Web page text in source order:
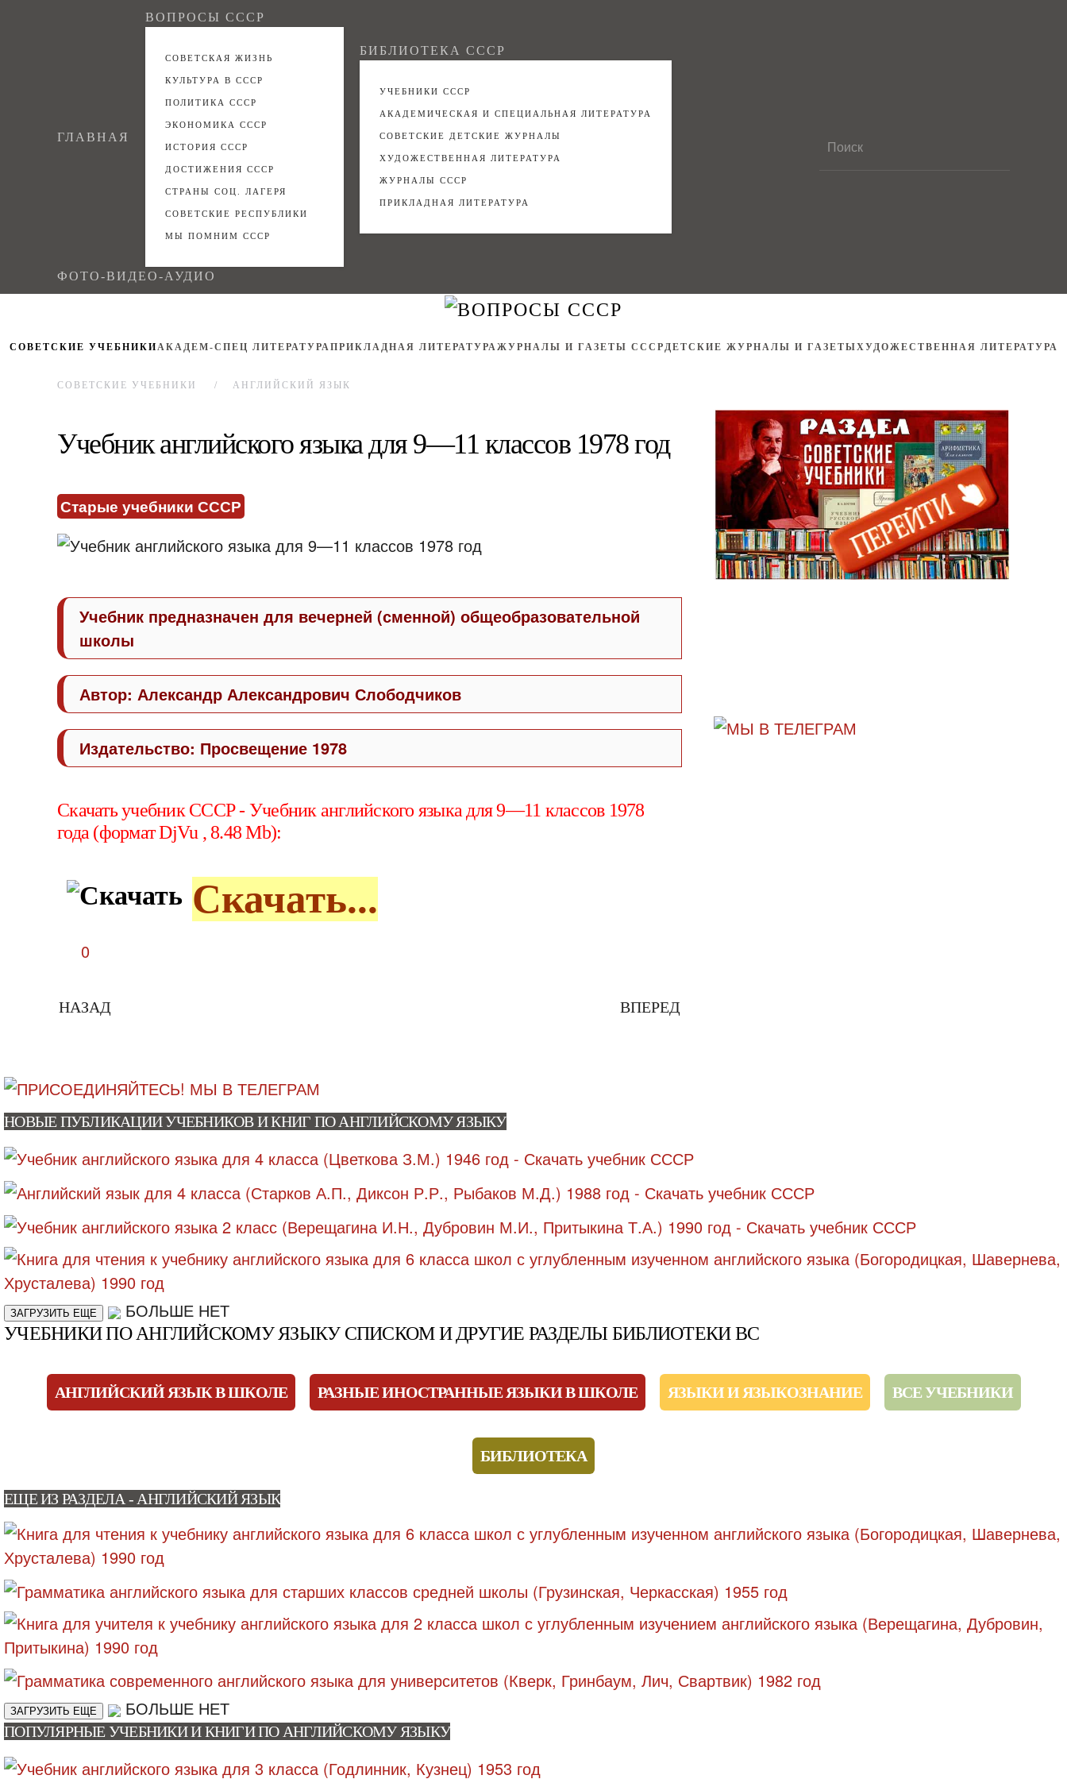
ГЛАВНАЯ
ВОПРОСЫ СССР
СОВЕТСКАЯ ЖИЗНЬ
КУЛЬТУРА В СССР
ПОЛИТИКА СССР
ЭКОНОМИКА СССР
ИСТОРИЯ СССР
ДОСТИЖЕНИЯ СССР
СТРАНЫ СОЦ. ЛАГЕРЯ
СОВЕТСКИЕ РЕСПУБЛИКИ
МЫ ПОМНИМ СССР
БИБЛИОТЕКА СССР
УЧЕБНИКИ СССР
АКАДЕМИЧЕСКАЯ И СПЕЦИАЛЬНАЯ ЛИТЕРАТУРА
СОВЕТСКИЕ ДЕТСКИЕ ЖУРНАЛЫ
ХУДОЖЕСТВЕННАЯ ЛИТЕРАТУРА
ЖУРНАЛЫ СССР
ПРИКЛАДНАЯ ЛИТЕРАТУРА
ФОТО-ВИДЕО-АУДИО
СОВЕТСКИЕ УЧЕБНИКИАКАДЕМ-СПЕЦ ЛИТЕРАТУРАПРИКЛАДНАЯ ЛИТЕРАТУРАЖУРНАЛЫ И ГАЗЕТЫ СССРДЕТСКИЕ ЖУРНАЛЫ И ГАЗЕТЫХУДОЖЕСТВЕННАЯ ЛИТЕРАТУРА
СОВЕТСКИЕ УЧЕБНИКИ АНГЛИЙСКИЙ ЯЗЫК
Учебник английского языка для 9—11 классов 1978 год
Старые учебники СССР
Учебник предназначен для вечерней (сменной) общеобразовательной
школы
Автор: Александр Александрович Слободчиков
Издательство: Просвещение 1978
Скачать учебник СССР - Учебник английского языка для 9—11 классов 1978
года(форматDjVu , 8.48 Mb):
Скачать...
0
НАЗАД ВПЕРЕД
НОВЫЕ ПУБЛИКАЦИИ УЧЕБНИКОВ И КНИГ ПО АНГЛИЙСКОМУ ЯЗЫКУ
ЗАГРУЗИТЬ ЕЩЕ БОЛЬШЕ НЕТ
УЧЕБНИКИ ПО АНГЛИЙСКОМУ ЯЗЫКУ СПИСКОМ И ДРУГИЕ РАЗДЕЛЫ БИБЛИОТЕКИ ВС
АНГЛИЙСКИЙ ЯЗЫК В ШКОЛЕ РАЗНЫЕ ИНОСТРАННЫЕ ЯЗЫКИ В ШКОЛЕ ЯЗЫКИ И ЯЗЫКОЗНАНИЕ ВСЕ УЧЕБНИКИ
БИБЛИОТЕКА
ЕЩЕ ИЗ РАЗДЕЛА - АНГЛИЙСКИЙ ЯЗЫК
ЗАГРУЗИТЬ ЕЩЕ БОЛЬШЕ НЕТ
ПОПУЛЯРНЫЕ УЧЕБНИКИ И КНИГИ ПО АНГЛИЙСКОМУ ЯЗЫКУ